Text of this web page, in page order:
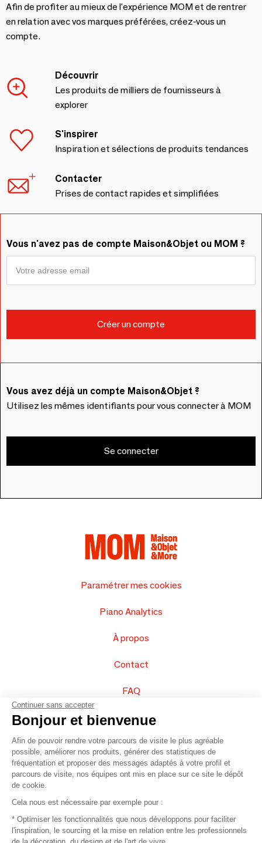
Afin de profiter au mieux de l'expérience MOM et de rentrer
en relation avec vos marques préférées, créez-vous un
compte.
Découvrir
Les produits de milliers de fournisseurs à
explorer
S'inspirer
Inspiration et sélections de produits tendances
Contacter
Prises de contact rapides et simplifiées
Vous n'avez pas de compte Maison&Objet ou MOM ?
Vous avez déjà un compte Maison&Objet ?
Utilisez les mêmes identifiants pour vous connecter à MOM
Se connecter
Paramétrer mes cookies
Piano Analytics
À propos
Contact
FAQ
Vendez vos produits
Plan du site
© 2016 –Organisation SAFI
Recrutement
Continuer sans accepter
Bonjour et bienvenue
Afin de pouvoir rendre votre parcours de visite le plus agréable
possible, améliorer nos produits, générer des statistiques de
fréquentation et proposer des messages adaptés à votre profil et
parcours de visite, nos équipes ont mis en place sur ce site le dépôt
de cookie.
Cela nous est nécessaire par exemple pour :
* Optimiser les fonctionnalités que nous développons pour faciliter
l'inspiration, le sourcing et la mise en relation entre les professionnels
de la décoration, du design et de l'art de vivre